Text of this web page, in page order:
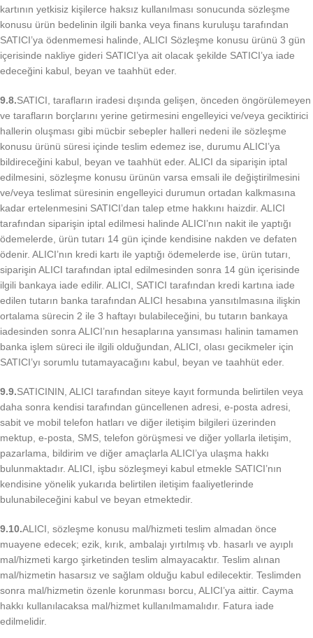
kartının yetkisiz kişilerce haksız kullanılması sonucunda sözleşme
konusu ürün bedelinin ilgili banka veya finans kuruluşu tarafından
SATICI’ya ödenmemesi halinde, ALICI Sözleşme konusu ürünü 3 gün
içerisinde nakliye gideri SATICI’ya ait olacak şekilde SATICI’ya iade
edeceğini kabul, beyan ve taahhüt eder.
9.8.SATICI, tarafların iradesi dışında gelişen, önceden öngörülemeyen
ve tarafların borçlarını yerine getirmesini engelleyici ve/veya geciktirici
hallerin oluşması gibi mücbir sebepler halleri nedeni ile sözleşme
konusu ürünü süresi içinde teslim edemez ise, durumu ALICI’ya
bildireceğini kabul, beyan ve taahhüt eder. ALICI da siparişin iptal
edilmesini, sözleşme konusu ürünün varsa emsali ile değiştirilmesini
ve/veya teslimat süresinin engelleyici durumun ortadan kalkmasına
kadar ertelenmesini SATICI’dan talep etme hakkını haizdir. ALICI
tarafından siparişin iptal edilmesi halinde ALICI’nın nakit ile yaptığı
ödemelerde, ürün tutarı 14 gün içinde kendisine nakden ve defaten
ödenir. ALICI’nın kredi kartı ile yaptığı ödemelerde ise, ürün tutarı,
siparişin ALICI tarafından iptal edilmesinden sonra 14 gün içerisinde
ilgili bankaya iade edilir. ALICI, SATICI tarafından kredi kartına iade
edilen tutarın banka tarafından ALICI hesabına yansıtılmasına ilişkin
ortalama sürecin 2 ile 3 haftayı bulabileceğini, bu tutarın bankaya
iadesinden sonra ALICI’nın hesaplarına yansıması halinin tamamen
banka işlem süreci ile ilgili olduğundan, ALICI, olası gecikmeler için
SATICI’yı sorumlu tutamayacağını kabul, beyan ve taahhüt eder.
9.9.SATICININ, ALICI tarafından siteye kayıt formunda belirtilen veya
daha sonra kendisi tarafından güncellenen adresi, e-posta adresi,
sabit ve mobil telefon hatları ve diğer iletişim bilgileri üzerinden
mektup, e-posta, SMS, telefon görüşmesi ve diğer yollarla iletişim,
pazarlama, bildirim ve diğer amaçlarla ALICI’ya ulaşma hakkı
bulunmaktadır. ALICI, işbu sözleşmeyi kabul etmekle SATICI’nın
kendisine yönelik yukarıda belirtilen iletişim faaliyetlerinde
bulunabileceğini kabul ve beyan etmektedir.
9.10.ALICI, sözleşme konusu mal/hizmeti teslim almadan önce
muayene edecek; ezik, kırık, ambalajı yırtılmış vb. hasarlı ve ayıplı
mal/hizmeti kargo şirketinden teslim almayacaktır. Teslim alınan
mal/hizmetin hasarsız ve sağlam olduğu kabul edilecektir. Teslimden
sonra mal/hizmetin özenle korunması borcu, ALICI’ya aittir. Cayma
hakkı kullanılacaksa mal/hizmet kullanılmamalıdır. Fatura iade
edilmelidir.